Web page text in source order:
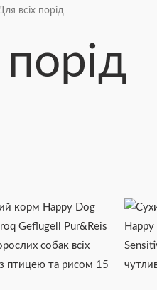
всіх порід